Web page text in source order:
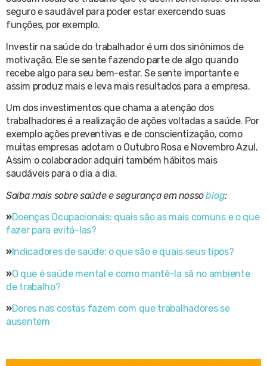
seguro e saudável para poder estar exercendo suas
funções, por exemplo.
Investir na saúde do trabalhador é um dos sinônimos de
motivação. Ele se sente fazendo parte de algo quando
recebe algo para seu bem-estar. Se sente importante e
assim produz mais e leva mais resultados para a empresa.
Um dos investimentos que chama a atenção dos
trabalhadores é a realização de ações voltadas a saúde. Por
exemplo ações preventivas e de conscientização, como
muitas empresas adotam o Outubro Rosa e Novembro Azul.
Assim o colaborador adquiri também hábitos mais
saudáveis para o dia a dia.
Saiba mais sobre saúde e segurança em nossoblog:
»Doenças Ocupacionais: quais são as mais comuns e o que
fazer para evitá-las?
»Indicadores de saúde: o que são e quais seus tipos?
»O que é saúde mental e como mantê-la sã no ambiente
de trabalho?
»Dores nas costas fazem com que trabalhadores se
ausentem